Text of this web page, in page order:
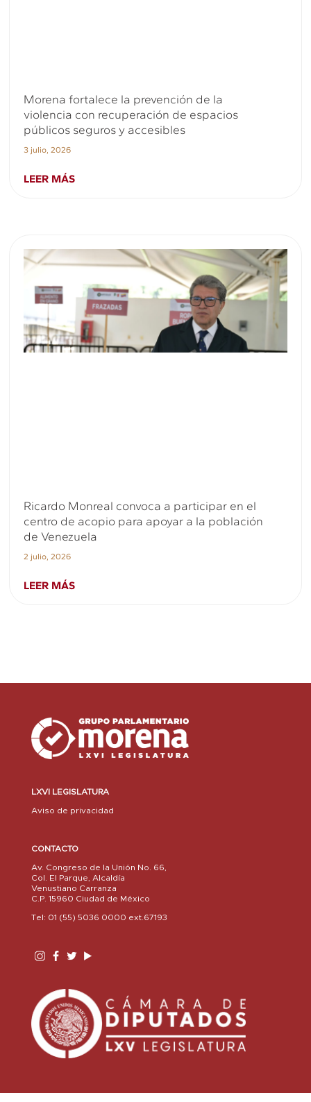
Morena fortalece la prevención de la
violencia con recuperación de espacios
públicos seguros y accesibles
3 julio, 2026
LEER MÁS
Ricardo Monreal convoca a participar en el
centro de acopio para apoyar a la población
de Venezuela
2 julio, 2026
LEER MÁS
LXVI LEGISLATURA
Aviso de privacidad
CONTACTO
Av. Congreso de la Unión No. 66,
Col. El Parque, Alcaldía
Venustiano Carranza
C.P. 15960 Ciudad de México
Tel: 01 (55) 5036 0000 ext.67193